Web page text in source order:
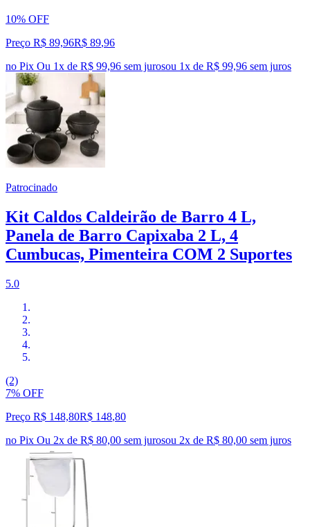
10% OFF
Preço R$ 89,96R$ 89,96
no Pix Ou 1x de R$ 99,96 sem jurosou 1x de R$ 99,96 sem juros
Patrocinado
Kit Caldos Caldeirão de Barro 4 L,
Panela de Barro Capixaba 2 L, 4
Cumbucas, Pimenteira COM 2 Suportes
5.0
(2)
7% OFF
Preço R$ 148,80R$ 148,80
no Pix Ou 2x de R$ 80,00 sem jurosou 2x de R$ 80,00 sem juros